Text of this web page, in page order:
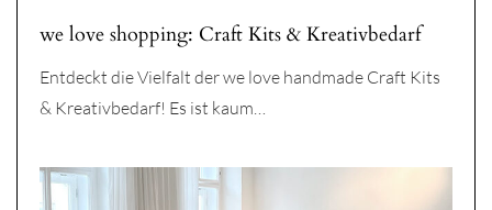
we love shopping: Craft Kits & Kreativbedarf
Entdeckt die Vielfalt der we love handmade Craft Kits
& Kreativbedarf! Es ist kaum…